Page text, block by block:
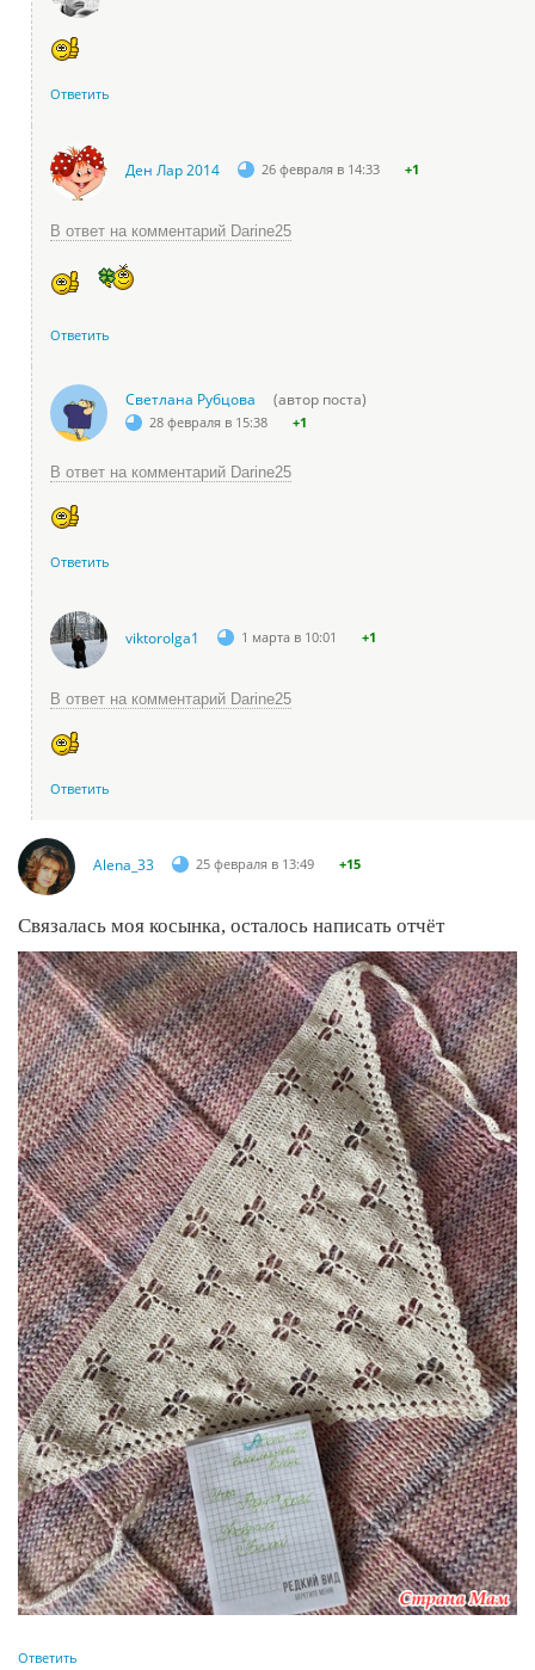
Ответить
Ден Лар 2014 26 февраля в 14:33 +1
В ответ на комментарий Darine25
Ответить
Светлана Рубцова (автор поста)
28 февраля в 15:38 +1
В ответ на комментарий Darine25
Ответить
viktorolga1 1 марта в 10:01 +1
В ответ на комментарий Darine25
Ответить
Alena_33 25 февраля в 13:49 +15
Связалась моя косынка, осталось написать отчёт
Ответить